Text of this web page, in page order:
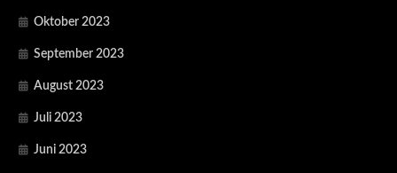
Oktober 2023
September 2023
August 2023
Juli 2023
Juni 2023